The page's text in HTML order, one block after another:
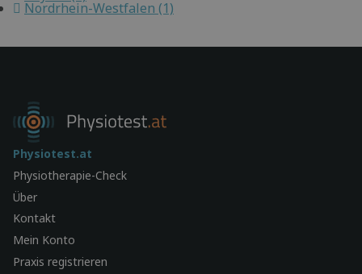
Nordrhein-Westfalen (1)
Physiotest.at
Physiotherapie-Check
Über
Kontakt
Mein Konto
Praxis registrieren